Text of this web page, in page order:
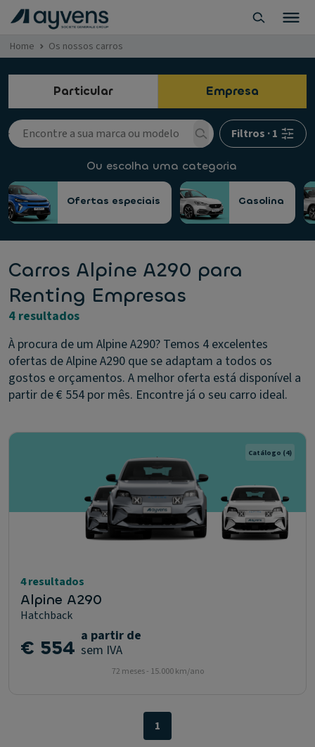
Home Os nossos carros
Particular Empresa
Filtros ·1
Ou escolha uma categoria
Ofertas especiais Gasolina
Carros Alpine A290 para
Renting Empresas
4 resultados
À procura de um Alpine A290? Temos 4 excelentes
ofertas de Alpine A290 que se adaptam a todos os
gostos e orçamentos. A melhor oferta está disponível a
partir de € 554 por mês. Encontre já o seu carro ideal.
Catálogo (4)
4 resultados
Alpine A290
Hatchback
€ 554 a partir de
sem IVA
72 meses - 15.000 km/ano
1